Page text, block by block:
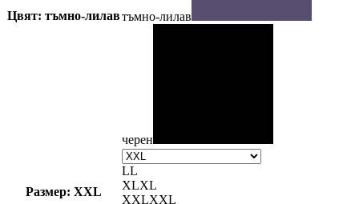
Цвят: тъмно-лилавтъмно-лилав
черен
Размер: XXL
LL
XLXL
XXLXXL